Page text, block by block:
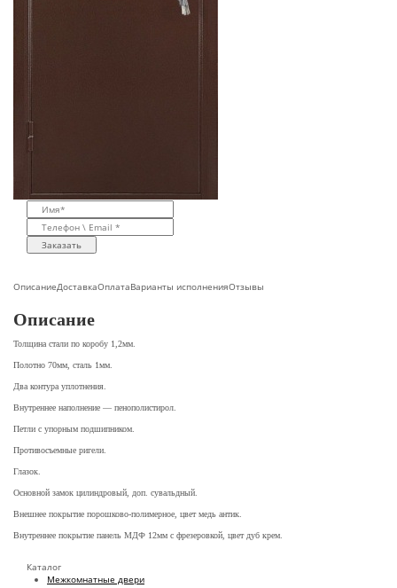
Заказать
ОписаниеДоставкаОплатаВарианты исполненияОтзывы
Описание
Толщина стали по коробу 1,2мм.
Полотно 70мм, сталь 1мм.
Два контура уплотнения.
Внутреннее наполнение — пенополистирол.
Петли с упорным подшипником.
Противосъемные ригели.
Глазок.
Основной замок цилиндровый, доп. сувальдный.
Внешнее покрытие порошково-полимерное, цвет медь антик.
Внутреннее покрытие панель МДФ 12мм с фрезеровкой, цвет дуб крем.
Каталог
Межкомнатные двери